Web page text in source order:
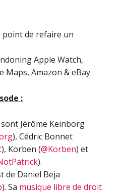
de refaire un
Apple Watch,
Maps, Amazon & eBay
:
Jérôme Keinborg
), Cédric Bonnet
), Korben (@Korben) et
).
de Daniel Beja
). Sa musique libre de droit